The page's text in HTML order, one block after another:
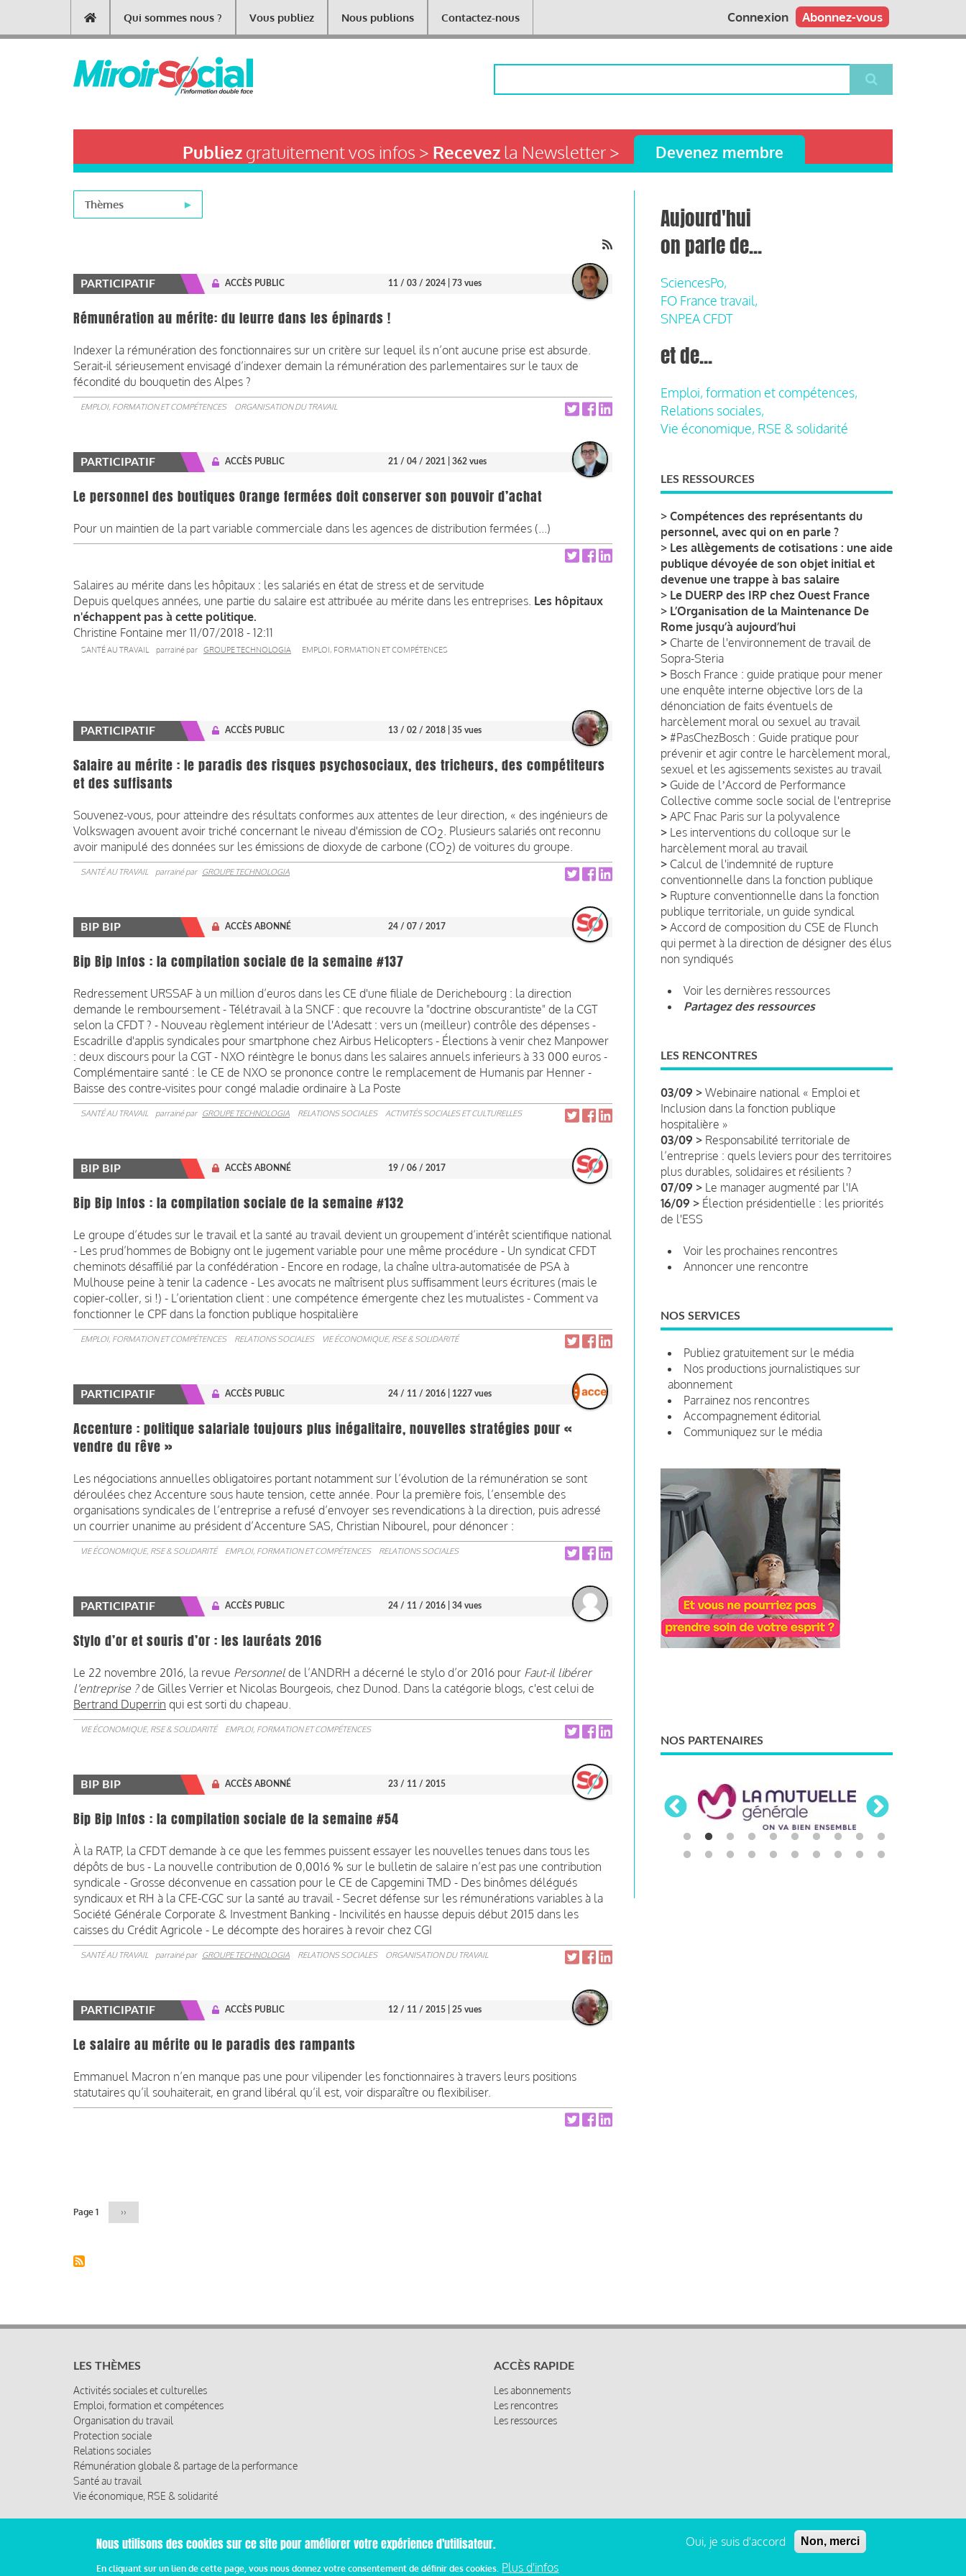
contenu
Main
navigation
Qui sommes nous ? Vous publiez Nous publions Contactez-nous Abonnez-vous
Connexion
Publiezgratuitement vos infos > Recevezla Newsletter > Devenez membre
Thèmes
PARTICIPATIF ACCÈS PUBLIC 11 / 03 / 2024 | 73 vues
Rémunération au mérite: du leurre dans les épinards !
​​​​​​​Indexer la rémunération des fonctionnaires sur un critère sur lequel ils n’ont aucune prise est absurde.
Serait-il sérieusement envisagé d’indexer demain la rémunération des parlementaires sur le taux de
fécondité du bouquetin des Alpes ?
EMPLOI, FORMATION ET COMPÉTENCES ORGANISATION DU TRAVAIL
PARTICIPATIF ACCÈS PUBLIC 21 / 04 / 2021 | 362 vues
Le personnel des boutiques Orange fermées doit conserver son pouvoir d’achat
Pour un maintien de la part variable commerciale dans les agences de distribution fermées (...)
Salaires au mérite dans les hôpitaux : les salariés en état de stress et de servitude
Depuis quelques années, une partie du salaire est attribuée au mérite dans les entreprises. Les hôpitaux
n'échappent pas à cette politique.
Christine Fontaine mer 11/07/2018 - 12:11
SANTÉ AU TRAVAIL parrainé par GROUPE TECHNOLOGIA EMPLOI, FORMATION ET COMPÉTENCES
PARTICIPATIF ACCÈS PUBLIC 13 / 02 / 2018 | 35 vues
Salaire au mérite : le paradis des risques psychosociaux, des tricheurs, des compétiteurs
et des suffisants
Souvenez-vous, pour atteindre des résultats conformes aux attentes de leur direction, « des ingénieurs de
Volkswagen avouent avoir triché concernant le niveau d'émission de CO2. Plusieurs salariés ont reconnu
avoir manipulé des données sur les émissions de dioxyde de carbone (CO2) de voitures du groupe.
SANTÉ AU TRAVAIL parrainé par GROUPE TECHNOLOGIA
BIP BIP ACCÈS ABONNÉ 24 / 07 / 2017
Bip Bip Infos : la compilation sociale de la semaine #137
Redressement URSSAF à un million d’euros dans les CE d'une filiale de Derichebourg : la direction
demande le remboursement - Télétravail à la SNCF : que recouvre la "doctrine obscurantiste" de la CGT
selon la CFDT ? - Nouveau règlement intérieur de l'Adesatt : vers un (meilleur) contrôle des dépenses -
Escadrille d'applis syndicales pour smartphone chez Airbus Helicopters - Élections à venir chez Manpower
: deux discours pour la CGT - NXO réintègre le bonus dans les salaires annuels inferieurs à 33 000 euros -
Complémentaire santé : le CE de NXO se prononce contre le remplacement de Humanis par Henner -
Baisse des contre-visites pour congé maladie ordinaire à La Poste
SANTÉ AU TRAVAIL parrainé par GROUPE TECHNOLOGIA RELATIONS SOCIALES ACTIVITÉS SOCIALES ET CULTURELLES
BIP BIP ACCÈS ABONNÉ 19 / 06 / 2017
Bip Bip Infos : la compilation sociale de la semaine #132
Le groupe d’études sur le travail et la santé au travail devient un groupement d’intérêt scientifique national
- Les prud’hommes de Bobigny ont le jugement variable pour une même procédure - Un syndicat CFDT
cheminots désaffilié par la confédération - Encore en rodage, la chaîne ultra-automatisée de PSA à
Mulhouse peine à tenir la cadence - Les avocats ne maîtrisent plus suffisamment leurs écritures (mais le
copier-coller, si !) - L’orientation client : une compétence émergente chez les mutualistes - Comment va
fonctionner le CPF dans la fonction publique hospitalière
EMPLOI, FORMATION ET COMPÉTENCES RELATIONS SOCIALES VIE ÉCONOMIQUE, RSE & SOLIDARITÉ
PARTICIPATIF ACCÈS PUBLIC 24 / 11 / 2016 | 1227 vues
Accenture : politique salariale toujours plus inégalitaire, nouvelles stratégies pour «
vendre du rêve »
Les négociations annuelles obligatoires portant notamment sur l’évolution de la rémunération se sont
déroulées chez Accenture sous haute tension, cette année. Pour la première fois, l’ensemble des
organisations syndicales de l’entreprise a refusé d’envoyer ses revendications à la direction, puis adressé
un courrier unanime au président d’Accenture SAS, Christian Nibourel, pour dénoncer :
VIE ÉCONOMIQUE, RSE & SOLIDARITÉ EMPLOI, FORMATION ET COMPÉTENCES RELATIONS SOCIALES
PARTICIPATIF ACCÈS PUBLIC 24 / 11 / 2016 | 34 vues
Stylo d’or et souris d’or : les lauréats 2016
Le 22 novembre 2016, la revue Personnel de l’ANDRH a décerné le stylo d’or 2016 pour Faut-il libérer
l'entreprise ?de Gilles Verrier et Nicolas Bourgeois, chez Dunod. Dans la catégorie blogs, c'est celui de
Bertrand Duperrin qui est sorti du chapeau.
VIE ÉCONOMIQUE, RSE & SOLIDARITÉ EMPLOI, FORMATION ET COMPÉTENCES
BIP BIP ACCÈS ABONNÉ 23 / 11 / 2015
Bip Bip Infos : la compilation sociale de la semaine #54
À la RATP, la CFDT demande à ce que les femmes puissent essayer les nouvelles tenues dans tous les
dépôts de bus - La nouvelle contribution de 0,0016 % sur le bulletin de salaire n’est pas une contribution
syndicale - Grosse déconvenue en cassation pour le CE de Capgemini TMD - Des binômes délégués
syndicaux et RH à la CFE-CGC sur la santé au travail - Secret défense sur les rémunérations variables à la
Société Générale Corporate & Investment Banking - Incivilités en hausse depuis début 2015 dans les
caisses du Crédit Agricole - Le décompte des horaires à revoir chez CGI
SANTÉ AU TRAVAIL parrainé par GROUPE TECHNOLOGIA RELATIONS SOCIALES ORGANISATION DU TRAVAIL
PARTICIPATIF ACCÈS PUBLIC 12 / 11 / 2015 | 25 vues
Le salaire au mérite ou le paradis des rampants
Emmanuel Macron n’en manque pas une pour vilipender les fonctionnaires à travers leurs positions
statutaires qu’il souhaiterait, en grand libéral qu’il est, voir disparaître ou flexibiliser.
Page 1
Page
suivante
››
Aujourd'hui
on parle de...
SciencesPo,
FO France travail,
SNPEA CFDT
et de...
Emploi, formation et compétences,
Relations sociales,
Vie économique, RSE & solidarité
LES RESSOURCES
> Compétences des représentants du
personnel, avec qui on en parle ?
> Les allègements de cotisations : une aide
publique dévoyée de son objet initial et
devenue une trappe à bas salaire
> Le DUERP des IRP chez Ouest France
> L’Organisation de la Maintenance De
Rome jusqu’à aujourd’hui
> Charte de l'environnement de travail de
Sopra-Steria
> Bosch France : guide pratique pour mener
une enquête interne objective lors de la
dénonciation de faits éventuels de
harcèlement moral ou sexuel au travail
> #PasChezBosch : Guide pratique pour
prévenir et agir contre le harcèlement moral,
sexuel et les agissements sexistes au travail
> Guide de lʼAccord de Performance
Collective comme socle social de l'entreprise
> APC Fnac Paris sur la polyvalence
> Les interventions du colloque sur le
harcèlement moral au travail
> Calcul de l'indemnité de rupture
conventionnelle dans la fonction publique
> Rupture conventionnelle dans la fonction
publique territoriale, un guide syndical
> Accord de composition du CSE de Flunch
qui permet à la direction de désigner des élus
non syndiqués
Voir les dernières ressources
Partagez des ressources
LES RENCONTRES
03/09 > Webinaire national « Emploi et
Inclusion dans la fonction publique
hospitalière »
03/09 > Responsabilité territoriale de
l’entreprise : quels leviers pour des territoires
plus durables, solidaires et résilients ?
07/09 > Le manager augmenté par l'IA
16/09 > Élection présidentielle : les priorités
de l'ESS
Voir les prochaines rencontres
Annoncer une rencontre
NOS SERVICES
Publiez gratuitement sur le média
Nos productions journalistiques sur
abonnement
Parrainez nos rencontres
Accompagnement éditorial
Communiquez sur le média
NOS PARTENAIRES
LES THÈMES
Activités sociales et culturelles
Emploi, formation et compétences
Organisation du travail
Protection sociale
Relations sociales
Rémunération globale & partage de la performance
Santé au travail
Vie économique, RSE & solidarité
ACCÈS RAPIDE
Les abonnements
Les rencontres
Les ressources
Mentions légales et condition générale d’utilisation et d’abonnement
Nous utilisons des cookies sur ce site pour améliorer votre expérience d'utilisateur.
En cliquant sur un lien de cette page, vous nous donnez votre consentement de définir des cookies. Plus d'infos
Oui, je suis d'accord Non, merci